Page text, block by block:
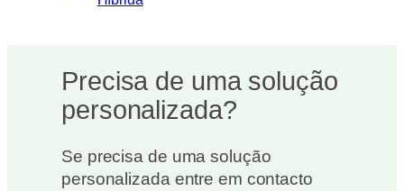
Precisa de uma solução
personalizada?
Se precisa de uma solução
personalizada entre em contacto